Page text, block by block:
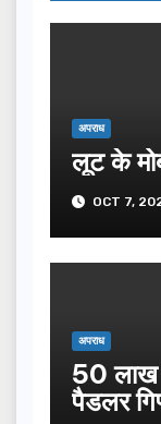
अपराध
लूट के
OCT 7,
अपराध
50 लाख
पैडलर